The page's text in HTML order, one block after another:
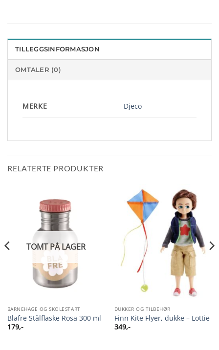
TILLEGGSINFORMASJON
OMTALER (0)
MERKE Djeco
RELATERTE PRODUKTER
TOMT PÅ LAGER
BARNEHAGE OG SKOLESTART
Blafre Stålflaske Rosa 300 ml
179,-
DUKKER OG TILBEHØR
Finn Kite Flyer, dukke – Lottie
349,-